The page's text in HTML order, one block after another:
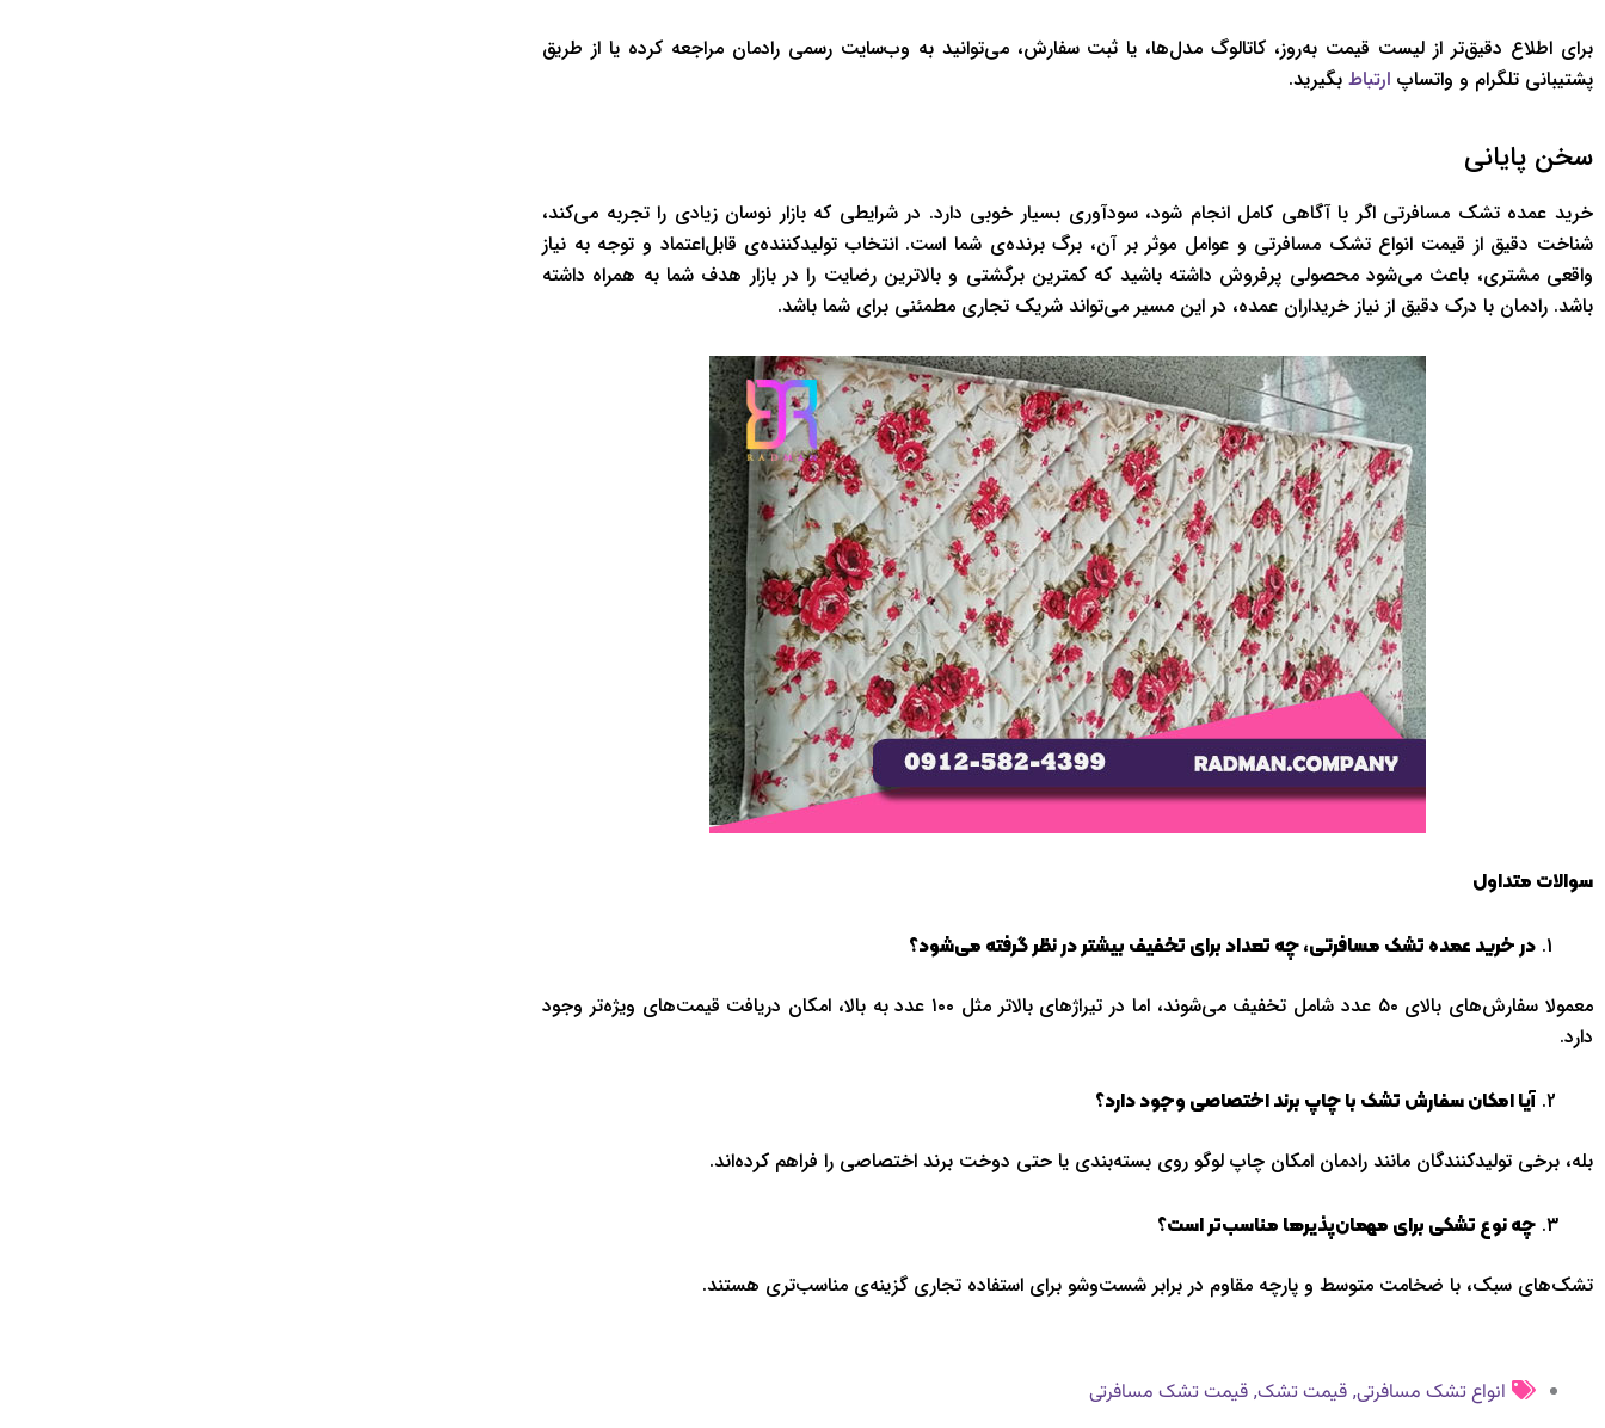
برای اطلاع دقیق‌تر از لیست قیمت به‌روز، کاتالوگ مدل‌ها، یا ثبت سفارش، می‌توانید به وب‌سایت رسمی رادمان مراجعه کرده یا از طریق
پشتیبانی تلگرام و واتساپ ارتباط بگیرید.
سخن پایانی
خرید عمده تشک مسافرتی اگر با آگاهی کامل انجام شود، سودآوری بسیار خوبی دارد. در شرایطی که بازار نوسان زیادی را تجربه می‌کند،
شناخت دقیق از قیمت انواع تشک مسافرتی و عوامل موثر بر آن، برگ برنده‌ی شما است. انتخاب تولیدکننده‌ی قابل‌اعتماد و توجه به نیاز
واقعی مشتری، باعث می‌شود محصولی پرفروش داشته باشید که کمترین برگشتی و بالاترین رضایت را در بازار هدف شما به همراه داشته
باشد. رادمان با درک دقیق از نیاز خریداران عمده، در این مسیر می‌تواند شریک تجاری مطمئنی برای شما باشد.
سوالات متداول
در خرید عمده تشک مسافرتی، چه تعداد برای تخفیف بیشتر در نظر گرفته می‌شود؟
معمولا سفارش‌های بالای ۵۰ عدد شامل تخفیف می‌شوند، اما در تیراژهای بالاتر مثل ۱۰۰ عدد به بالا، امکان دریافت قیمت‌های ویژه‌تر وجود
دارد.
آیا امکان سفارش تشک با چاپ برند اختصاصی وجود دارد؟
بله، برخی تولیدکنندگان مانند رادمان امکان چاپ لوگو روی بسته‌بندی یا حتی دوخت برند اختصاصی را فراهم کرده‌اند.
چه نوع تشکی برای مهمان‌پذیرها مناسب‌تر است؟
تشک‌های سبک، با ضخامت متوسط و پارچه مقاوم در برابر شست‌وشو برای استفاده تجاری گزینه‌ی مناسب‌تری هستند.
انواع تشک مسافرتی, قیمت تشک, قیمت تشک مسافرتی